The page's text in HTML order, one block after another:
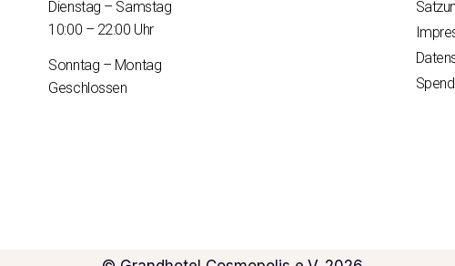
Dienstag – Samstag
10:00 – 22:00 Uhr
Sonntag – Montag
Geschlossen